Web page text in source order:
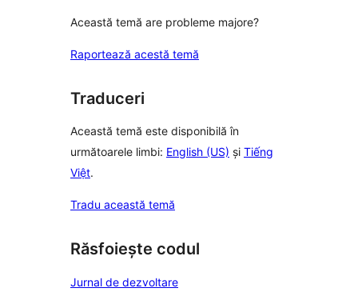
Această temă are probleme majore?
Raportează acestă temă
Traduceri
Această temă este disponibilă în
următoarele limbi: English (US) și Tiếng
Việt.
Tradu această temă
Răsfoiește codul
Jurnal de dezvoltare